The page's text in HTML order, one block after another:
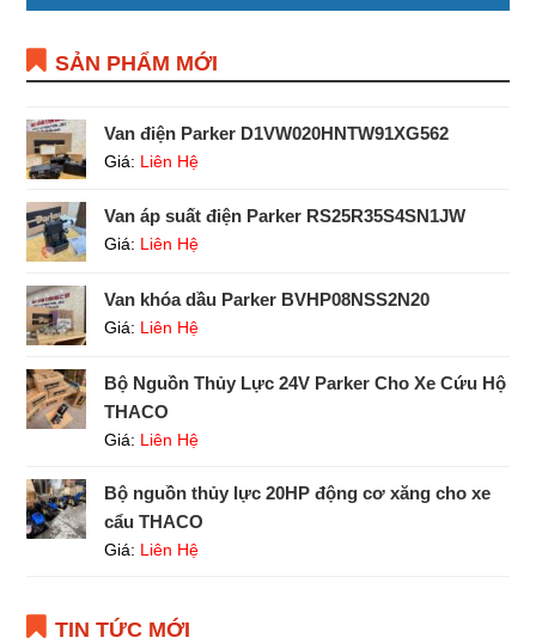
SẢN PHẨM MỚI
Van điện Parker D1VW020HNTW91XG562
Giá: Liên Hệ
Van áp suất điện Parker RS25R35S4SN1JW
Giá: Liên Hệ
Van khóa dầu Parker BVHP08NSS2N20
Giá: Liên Hệ
Bộ Nguồn Thủy Lực 24V Parker Cho Xe Cứu Hộ
THACO
Giá: Liên Hệ
Bộ nguồn thủy lực 20HP động cơ xăng cho xe
cẩu THACO
Giá: Liên Hệ
TIN TỨC MỚI